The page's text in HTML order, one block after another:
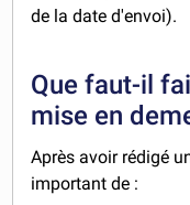
de la date d'envoi).
Que faut-il
mise en
Après avoir rédigé
important de :